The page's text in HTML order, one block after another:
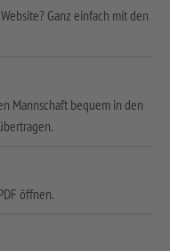
Ganz einfach mit den
Mannschaft bequem in den
öffnen.